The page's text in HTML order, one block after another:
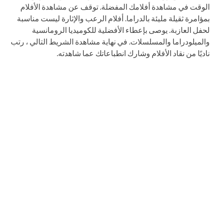
الوقت في مشاهدة أفلامك المفضلة. توقف عن مشاهدة الأفلام
بمؤامرة ثقيلة مليئة بالدراما. أفلام الرعب والإثارة ليست مناسبة
لحفل العازبة. يوصى بإعطاء الأفضلية للكوميديا ​​الرومانسية
والميلودراما والمسلسلات. في نهاية مشاهدة الشريط التالي ، رتب
ناديًا من نقاد الأفلام وشارك انطباعاتك عما شاهدته.